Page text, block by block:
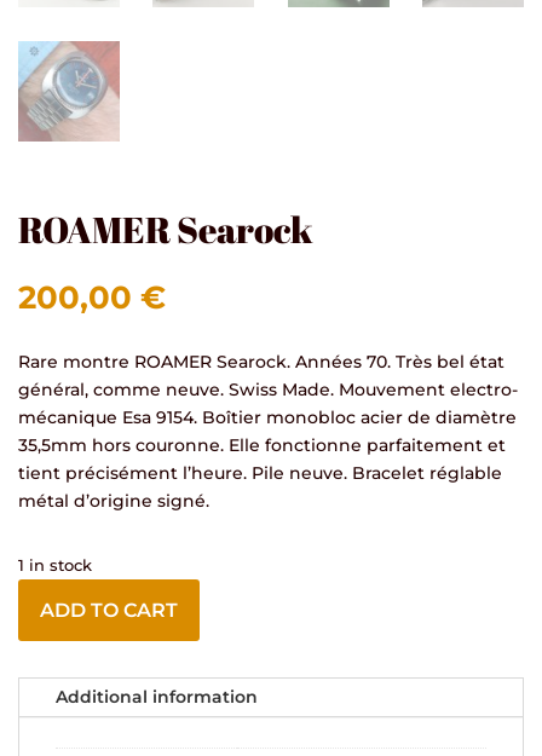
ROAMER Searock
200,00 €
Rare montre ROAMER Searock. Années 70. Très bel état
général, comme neuve. Swiss Made. Mouvement electro-
mécanique Esa 9154. Boîtier monobloc acier de diamètre
35,5mm hors couronne. Elle fonctionne parfaitement et
tient précisément l’heure. Pile neuve. Bracelet réglable
métal d’origine signé.
1 in stock
ADD TO CART
Additional information